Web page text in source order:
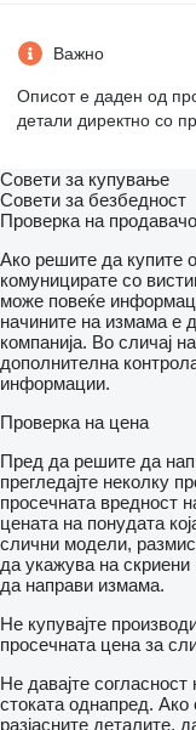
Важно
Описот е даден од
детали директно со
Совети за купување
Совети за безбедност
Проверка на
Ако решите да купите
комуницирате со
може повеќе
начините на измама е
компанија. Во сличај
дополнителна
информации.
Проверка на цена
Пред да решите да
прегледајте неколку
просечната вредност
цената на понудата
слични модели,
да укажува на
да направи измама.
Не купувајте
просечната цена за
Не давајте
стоката однапред.
разјасните деталите,